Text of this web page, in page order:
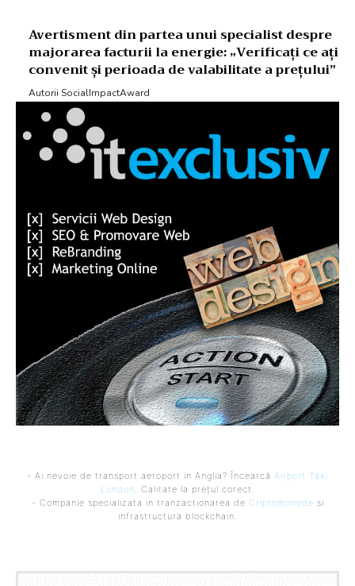
Avertisment din partea unui specialist despre
majorarea facturii la energie: „Verificați ce ați
convenit și perioada de valabilitate a prețului”
Autorii SocialImpactAward
- Ai nevoie de transport aeroport in Anglia? Încearcă Airport Taxi
London. Calitate la prețul corect.
- Companie specializata in tranzactionarea de Criptomonede si
infrastructura blockchain.